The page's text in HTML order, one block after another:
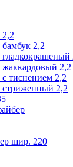
2,2
жаккардовый 2,2
тиснением 2,2
стриженный 2,2
шир. 220